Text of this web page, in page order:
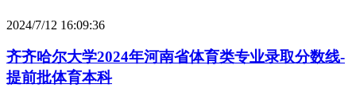
2024/7/12 16:09:36
齐齐哈尔大学2024年河南省体育类专业录取分数线-
提前批体育本科